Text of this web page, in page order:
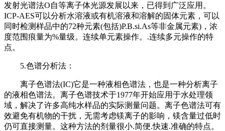
发射光谱法O自等离子体光源发展以来，已得到广泛应用。
ICP-AES可以分析水溶液或有机溶液和溶解的固体元素，可以
同时检测样品中的72种元素(包括)P.B.si.As等非金属元素)，浓
度范围痕量为%量级。连续单元素操作。.连续多元操作的特
点。
5.色谱分析法：
离子色谱法(IC)它是一种液相色谱法，也是一种分析离子
的液相色谱法。离子色谱技术于1977年开始应用于水处理领
域，解决了许多高纯水样品的实际测量问题。离子色谱法可有
效避免有机物的干扰，无需考虑镁离子的影响，镁含量过低时
仍可直接测量。这种方法的剂量很小.简便.快速.准确的特点。